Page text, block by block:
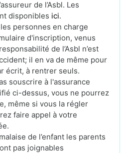
de l’Asbl. Les
disponibles ici.
personnes en charge
d'inscription, venus
de l’Asbl n’est
il en va de même pour
écrit, à rentrer seuls.
souscrire à l'assurance
ci-dessus, vous ne pourrez
même si vous la régler
faire appel à votre
de l’enfant les parents
pas joignables